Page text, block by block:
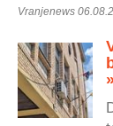
Vranjenews